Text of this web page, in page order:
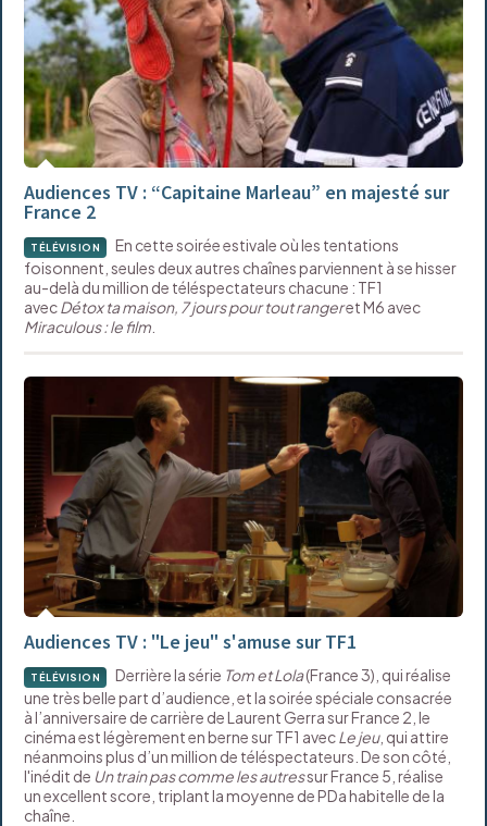
Audiences TV : “Capitaine Marleau” en majesté sur
France 2
TÉLÉVISION
En cette soirée estivale où les tentations
foisonnent, seules deux autres chaînes parviennent à se hisser
au-delà du million de téléspectateurs chacune : TF1
avecDétox ta maison, 7 jours pour tout rangeret M6 avec
Miraculous : le film
Audiences TV : "Le jeu" s'amuse sur TF1
TÉLÉVISION Derrière la série Tom et Lola(France 3), qui réalise
une très belle part d’audience, et la soirée spéciale consacrée
à l’anniversaire de carrière de Laurent Gerra sur France 2, le
cinéma est légèrement en berne sur TF1 avecLe jeu, qui attire
néanmoins plus d’un million de téléspectateurs. De son côté,
l'inédit de Un train pas comme les autressur France 5, réalise
un excellent score, triplant la moyenne de PDa habitelle de la
chaîne.